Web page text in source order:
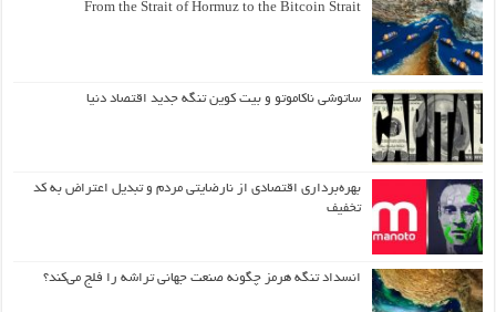
From the Strait of Hormuz to the Bitcoin Strait
ساتوشی ناکاموتو و بیت کوین تنگه جدید اقتصاد دنیا
بهره‌برداری اقتصادی از نارضایتی مردم و تبدیل اعتراض به کد
تخفیف
انسداد تنگه هرمز چگونه صنعت جهانی تراشه را فلج می‌کند؟